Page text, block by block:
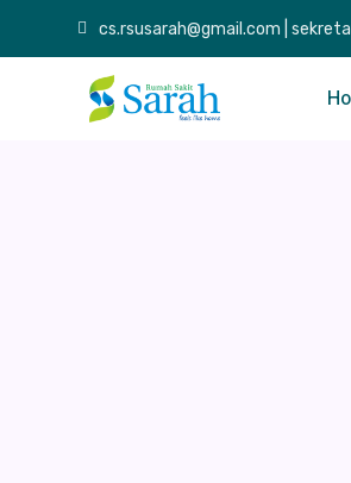
cs.rsusarah@gmail.com |